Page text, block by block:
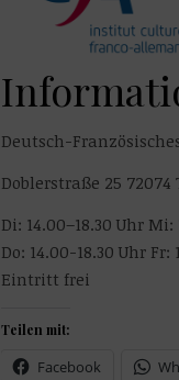
Deutsch-
Doblerstraße 25
Di: 14.00–18.30 Uhr
Do: 14.00-18.30 Uhr Fr:
Eintritt frei
Teilen mit:
Facebook